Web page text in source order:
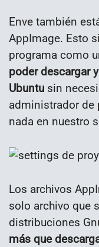
Enve también
AppImage. Esto
programa como
poder descargar
Ubuntu sin
administrador de
nada en nuestro
Los archivos
solo archivo que
distribuciones
más que